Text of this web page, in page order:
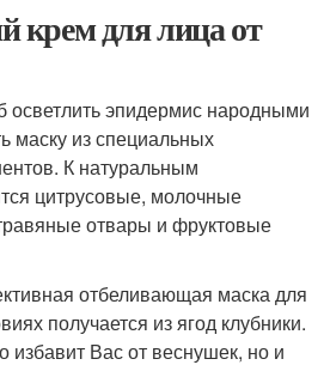
крем для лица от
эпидермис народными
маску из специальных
К натуральным
цитрусовые, молочные
отвары и фруктовые
отбеливающая маска для
получается из ягод клубники.
избавит Вас от веснушек, но и